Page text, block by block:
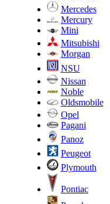
Mercedes
Mercury
Mini
Mitsubishi
Morgan
NSU
Nissan
Noble
Oldsmobile
Opel
Pagani
Panoz
Peugeot
Plymouth
Pontiac